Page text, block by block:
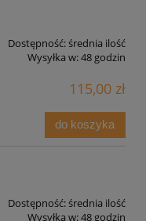
Dostępność:średnia ilość
Wysyłka w:48 godzin
115,00 zł
do koszyka
Dostępność:średnia ilość
Wysyłka w:48 godzin